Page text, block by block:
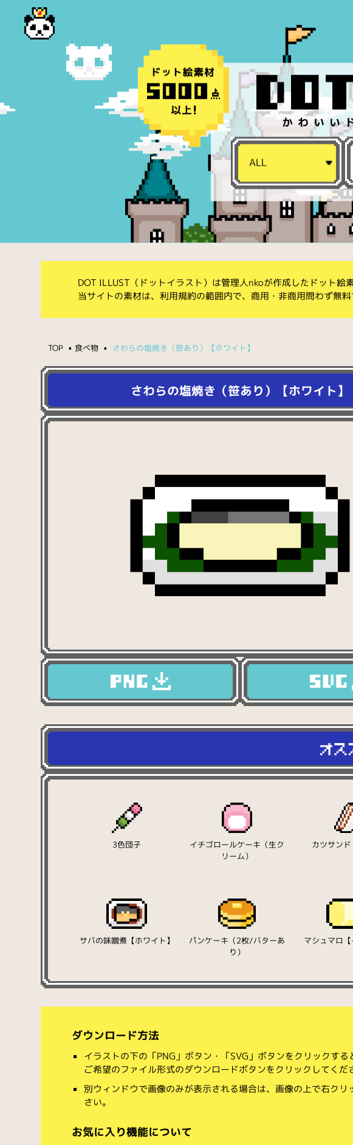
かわいい
DOT ILLUST（ドットイラスト）は管理人nkoが作成したドット絵
当サイトの素材は、利用規約の範囲内で、商用・非商用問わず無
TOP 食べ物 さわらの塩焼き（笹あり）【ホワイト】
さわらの塩焼き（笹あり）【ホワイト】
3色団子
イチゴロールケーキ（生ク
リーム）
カツサンド
サバの味噌煮【ホワイト】
パンケーキ（2枚/バターあ
り）
マシュマロ【
ダウンロード方法
イラストの下の「PNG」ボタン・「SVG」ボタンをクリックする
ご希望のファイル形式のダウンロードボタンをクリックしてくだ
別ウィンドウで画像のみが表示される場合は、画像の上で右ク
さい。
お気に入り機能について